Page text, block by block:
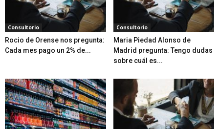
Consultorio
Rocio de Orense nos pregunta:
Cada mes pago un 2% de...
Consultorio
Maria Piedad Alonso de
Madrid pregunta: Tengo dudas
sobre cuál es...